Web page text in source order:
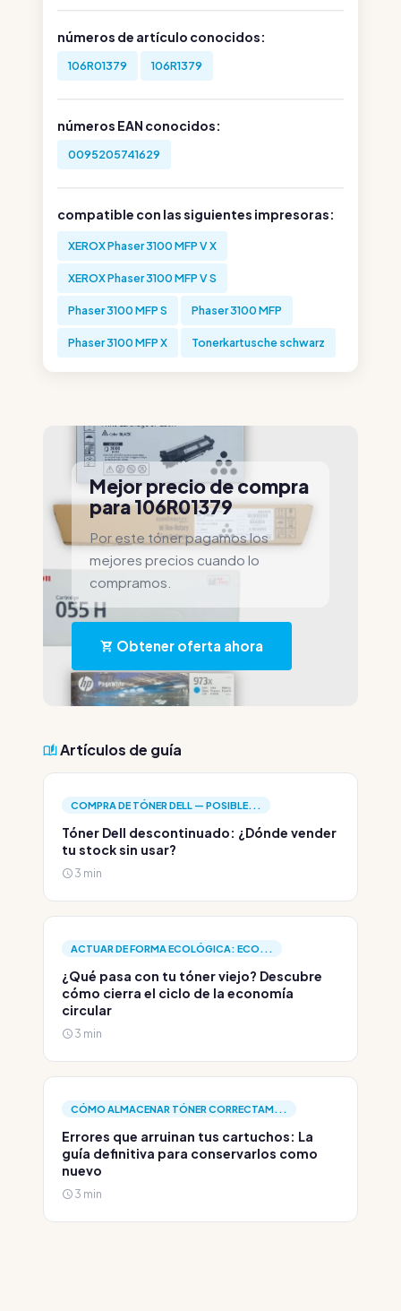
números de artículo conocidos:
106R01379 106R1379
números EAN conocidos:
0095205741629
compatible con las siguientes impresoras:
XEROX Phaser 3100 MFP V X
XEROX Phaser 3100 MFP V S
Phaser 3100 MFP S Phaser 3100 MFP
Phaser 3100 MFP X Tonerkartusche schwarz
Mejor precio de compra
para 106R01379
Por este tóner pagamos los
mejores precios cuando lo
compramos.
Obtener oferta ahora
Artículos de guía
COMPRA DE TÓNER DELL — POSIBLE...
Tóner Dell descontinuado: ¿Dónde vender
tu stock sin usar?
3 min
ACTUAR DE FORMA ECOLÓGICA: ECO...
¿Qué pasa con tu tóner viejo? Descubre
cómo cierra el ciclo de la economía
circular
3 min
CÓMO ALMACENAR TÓNER CORRECTAM...
Errores que arruinan tus cartuchos: La
guía definitiva para conservarlos como
nuevo
3 min